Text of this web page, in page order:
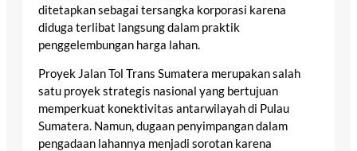
ditetapkan sebagai tersangka korporasi karena
diduga terlibat langsung dalam praktik
penggelembungan harga lahan.
Proyek Jalan Tol Trans Sumatera merupakan salah
satu proyek strategis nasional yang bertujuan
memperkuat konektivitas antarwilayah di Pulau
Sumatera. Namun, dugaan penyimpangan dalam
pengadaan lahannya menjadi sorotan karena